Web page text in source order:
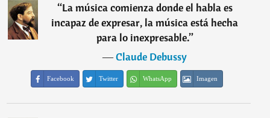
“La música comienza donde el habla es
incapaz de expresar, la música está hecha
para lo inexpresable.”
―Claude Debussy
Facebook Twitter WhatsApp Imagen